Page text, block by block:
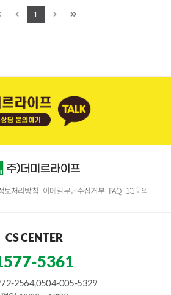
1
보처리방침 이메일무단수집거부 FAQ 1:1문의
CS CENTER
5361
2564,0504-005-5329